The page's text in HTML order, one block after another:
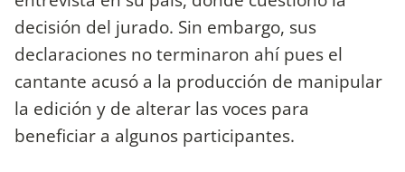
decisión del jurado. Sin embargo, sus
declaraciones no terminaron ahí pues el
cantante acusó a la producción de manipular
la edición y de alterar las voces para
beneficiar a algunos participantes.